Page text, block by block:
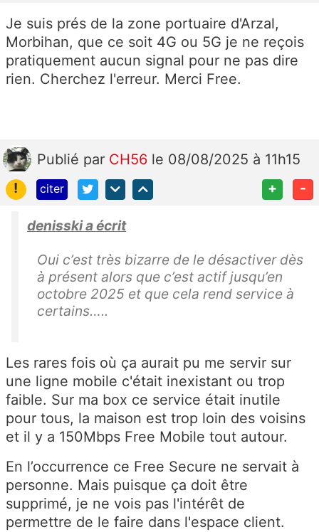
Je suis prés de la zone portuaire d'Arzal,
Morbihan, que ce soit 4G ou 5G je ne reçois
pratiquement aucun signal pour ne pas dire
rien. Cherchez l'erreur. Merci Free.
Publié par CH56 le 08/08/2025 à 11h15
!
citer + -
denisski a écrit
Oui c’est très bizarre de le désactiver dès
à présent alors que c’est actif jusqu’en
octobre 2025 et que cela rend service à
certains…..
Les rares fois où ça aurait pu me servir sur
une ligne mobile c'était inexistant ou trop
faible. Sur ma box ce service était inutile
pour tous, la maison est trop loin des voisins
et il y a 150Mbps Free Mobile tout autour.
En l’occurrence ce Free Secure ne servait à
personne. Mais puisque ça doit être
supprimé, je ne vois pas l'intérêt de
permettre de le faire dans l'espace client.